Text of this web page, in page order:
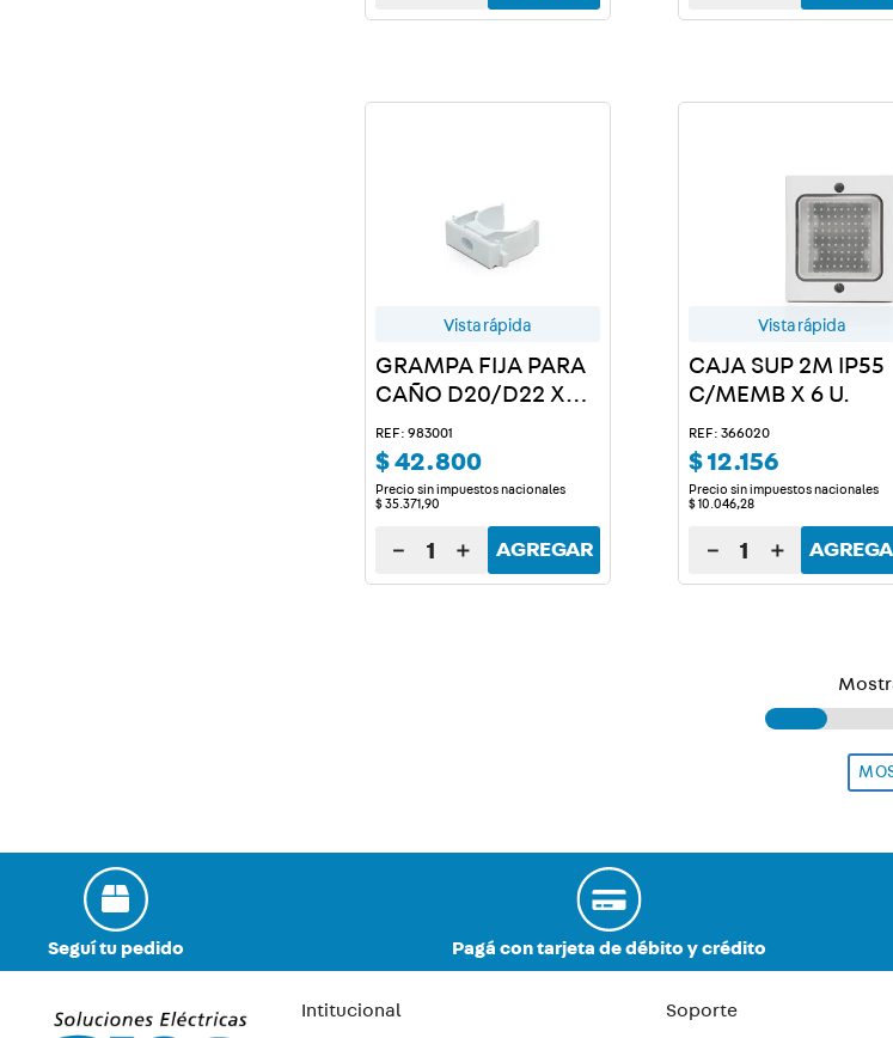
Vista rápida
GRAMPA FIJA PARA
CAÑO D20/D22 X
200 U.
REF: 983001
$42.800
Precio sin impuestos nacionales
$ 35. 371,90
＋
－ AGREGAR
Vista rápida
CAJA SUP 2M IP55
C/MEMB X 6 U.
REF: 366020
$12.156
Precio sin impuestos nacionales
$10 .046,28
＋
－
Seguí tu pedido Pagá con tarjeta de débito y crédito
Intitucional Soporte